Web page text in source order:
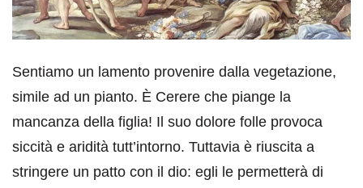
Sentiamo un lamento provenire dalla vegetazione,
simile ad un pianto. È Cerere che piange la
mancanza della figlia! Il suo dolore folle provoca
siccità e aridità tutt’intorno. Tuttavia è riuscita a
stringere un patto con il dio: egli le permetterà di